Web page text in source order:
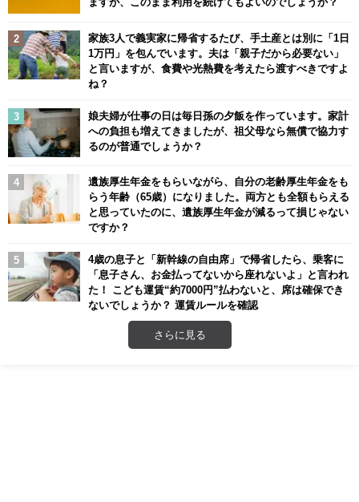
家族3人で義実家に帰省するたび、手土産とは別に「1日
1万円」を包んでいます。夫は「親子だから必要ない」
と言いますが、食費や光熱費を考えたら渡すべきですよ
ね？
娘夫婦が仕事の日は毎日孫の夕飯を作っています。家計
への負担も増えてきましたが、祖父母なら無償で協力す
るのが普通でしょうか？
遺族厚生年金をもらいながら、自分の老齢厚生年金をも
らう年齢（65歳）になりました。両方とも全額もらえる
と思っていたのに、遺族厚生年金が減るって損じゃない
ですか？
4歳の息子と「新幹線の自由席」で帰省したら、乗客に
「息子さん、お金払ってないから座れないよ」と言われ
た！ こども運賃“約7000円”払わないと、席は確保でき
ないでしょうか？ 運賃ルールを確認
さらに見る